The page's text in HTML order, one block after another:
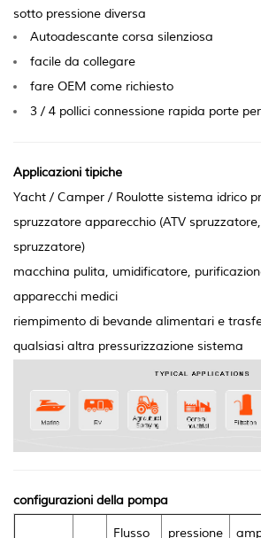
sotto pressione diversa
Autoadescante corsa silenziosa
facile da collegare
fare OEM come richiesto
3 / 4 pollici connessione rapida porte
Applicazioni tipiche
Yacht / Camper / Roulotte sistema idrico
spruzzatore apparecchio (ATV
spruzzatore)
macchina pulita, umidificatore,
apparecchi medici
riempimento di bevande alimentari e
qualsiasi altra pressurizzazione sistema
configurazioni della pompa
Flusso pressione